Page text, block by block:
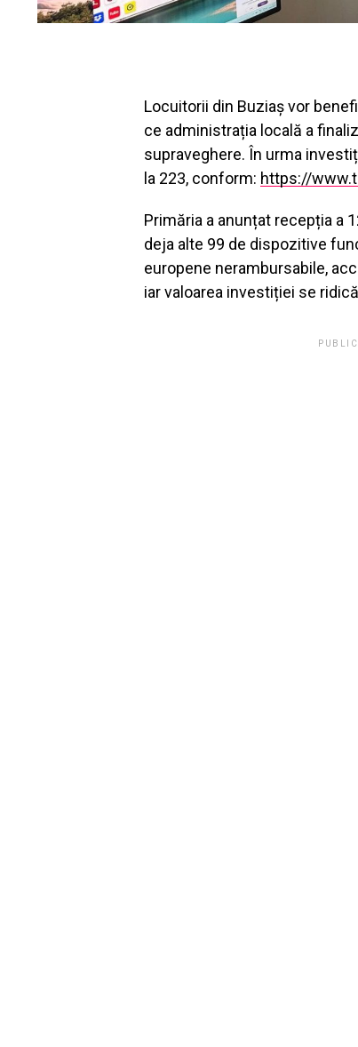
Locuitorii din Buziaș vor
ce administrația locală a
supraveghere. În urma
la 223, conform: https://
Primăria a anunțat recepția a
deja alte 99 de dispozitive
europene nerambursabile,
iar valoarea investiției se